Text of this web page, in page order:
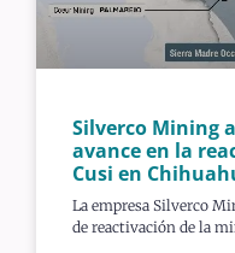
Silverco Mining
avance en la
Cusi en
La empresa Silverco
de reactivación de la